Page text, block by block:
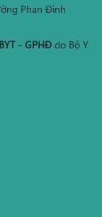
Phan Đình
- GPHĐdo Bộ Y